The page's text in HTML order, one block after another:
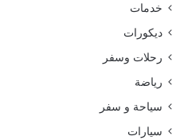
خدمات
ديكورات
رحلات وسفر
رياضة
سياحة و سفر
سيارات